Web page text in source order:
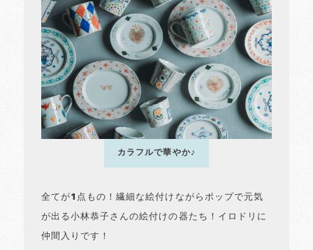
カラフルで華やか♪
全てが1点もの！繊細な絵付けながらポップで元気
が出る小林恭子さんの絵付けの器たち！イロドリに
仲間入りです！